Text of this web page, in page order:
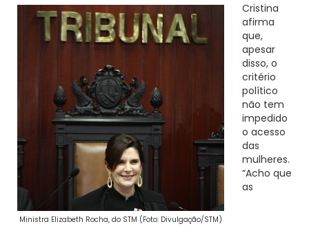
Ministra Elizabeth Rocha, do STM (Foto: Divulgação/STM)
Cristina
afirma
que,
apesar
disso, o
critério
político
não tem
impedido
o acesso
das
mulheres.
“Acho que
as